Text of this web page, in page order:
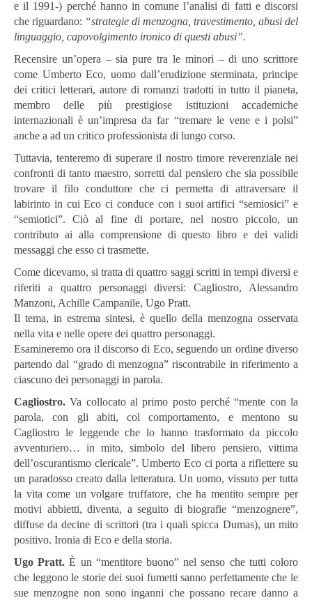
e il 1991-) perché hanno in comune l’analisi di fatti e discorsi
che riguardano: “strategie di menzogna, travestimento, abusi del
linguaggio, capovolgimento ironico di questi abusi”.
Recensire un’opera – sia pure tra le minori – di uno scrittore
come Umberto Eco, uomo dall’erudizione sterminata, principe
dei critici letterari, autore di romanzi tradotti in tutto il pianeta,
membro delle più prestigiose istituzioni accademiche
internazionali è un’impresa da far “tremare le vene e i polsi”
anche a ad un critico professionista di lungo corso.
Tuttavia, tenteremo di superare il nostro timore reverenziale nei
confronti di tanto maestro, sorretti dal pensiero che sia possibile
trovare il filo conduttore che ci permetta di attraversare il
labirinto in cui Eco ci conduce con i suoi artifici “semiosici” e
“semiotici”. Ciò al fine di portare, nel nostro piccolo, un
contributo ai alla comprensione di questo libro e dei validi
messaggi che esso ci trasmette.
Come dicevamo, si tratta di quattro saggi scritti in tempi diversi e
riferiti a quattro personaggi diversi: Cagliostro, Alessandro
Manzoni, Achille Campanile, Ugo Pratt.
Il tema, in estrema sintesi, è quello della menzogna osservata
nella vita e nelle opere dei quattro personaggi.
Esamineremo ora il discorso di Eco, seguendo un ordine diverso
partendo dal “grado di menzogna” riscontrabile in riferimento a
ciascuno dei personaggi in parola.
Cagliostro. Va collocato al primo posto perché “mente con la
parola, con gli abiti, col comportamento, e mentono su
Cagliostro le leggende che lo hanno trasformato da piccolo
avventuriero… in mito, simbolo del libero pensiero, vittima
dell’oscurantismo clericale”. Umberto Eco ci porta a riflettere su
un paradosso creato dalla letteratura. Un uomo, vissuto per tutta
la vita come un volgare truffatore, che ha mentito sempre per
motivi abbietti, diventa, a seguito di biografie “menzognere”,
diffuse da decine di scrittori (tra i quali spicca Dumas), un mito
positivo. Ironia di Eco e della storia.
Ugo Pratt. È un “mentitore buono” nel senso che tutti coloro
che leggono le storie dei suoi fumetti sanno perfettamente che le
sue menzogne non sono inganni che possano recare danno a